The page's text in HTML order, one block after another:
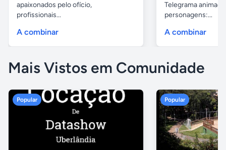
apaixonados pelo ofício,
profissionais...
A combinar
Telegrama
personagens:...
A combinar
Mais Vistos em Comunidade
Popular Popular